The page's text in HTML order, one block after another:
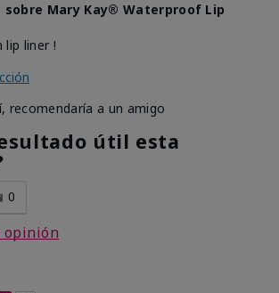
sobre Mary Kay® Waterproof Lip
lip liner !
recomendaría a un amigo
útil esta
0
opinión